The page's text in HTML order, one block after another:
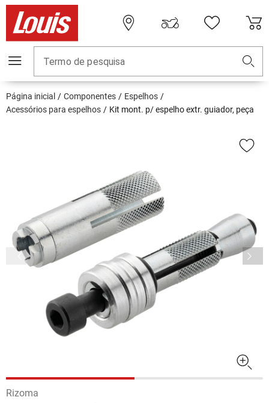
Termo de pesquisa
Página inicial Componentes
Espelhos
Acessórios para espelhos
Kit mont. p/ espelho extr. guiador, peça
Rizoma